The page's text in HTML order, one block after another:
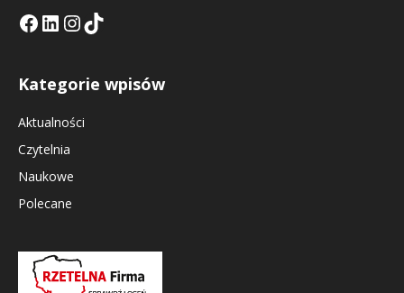
Facebook
LinkedIn
Tik Tok KEInstagramm KE
Kategorie wpisów
Aktualności
Czytelnia
Naukowe
Polecane